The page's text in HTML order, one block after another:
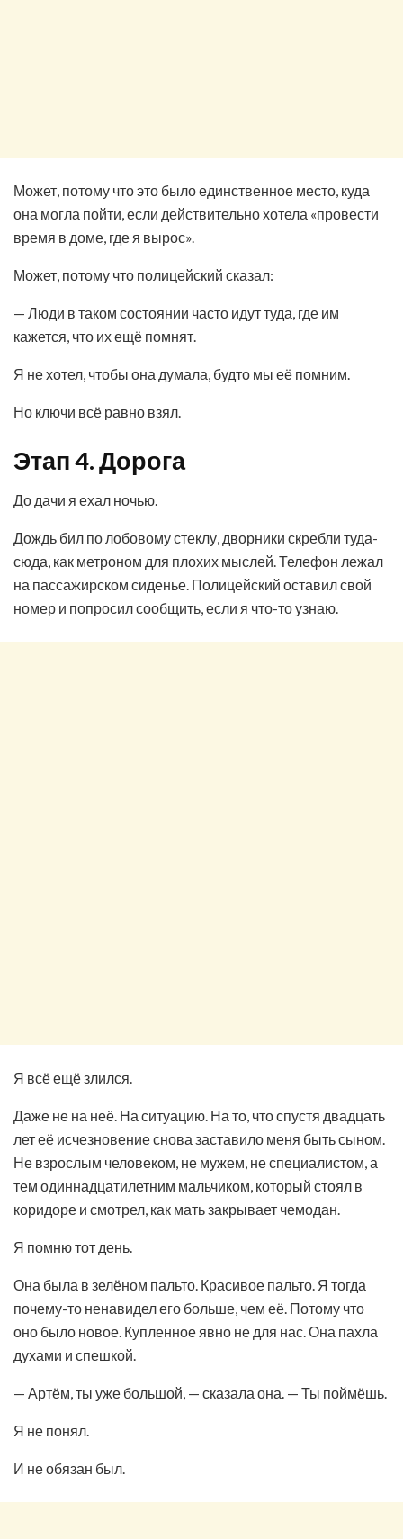
Может, потому что это было единственное место, куда
она могла пойти, если действительно хотела «провести
время в доме, где я вырос».
Может, потому что полицейский сказал:
— Люди в таком состоянии часто идут туда, где им
кажется, что их ещё помнят.
Я не хотел, чтобы она думала, будто мы её помним.
Но ключи всё равно взял.
Этап 4. Дорога
До дачи я ехал ночью.
Дождь бил по лобовому стеклу, дворники скребли туда-
сюда, как метроном для плохих мыслей. Телефон лежал
на пассажирском сиденье. Полицейский оставил свой
номер и попросил сообщить, если я что-то узнаю.
Я всё ещё злился.
Даже не на неё. На ситуацию. На то, что спустя двадцать
лет её исчезновение снова заставило меня быть сыном.
Не взрослым человеком, не мужем, не специалистом, а
тем одиннадцатилетним мальчиком, который стоял в
коридоре и смотрел, как мать закрывает чемодан.
Я помню тот день.
Она была в зелёном пальто. Красивое пальто. Я тогда
почему-то ненавидел его больше, чем её. Потому что
оно было новое. Купленное явно не для нас. Она пахла
духами и спешкой.
— Артём, ты уже большой, — сказала она. — Ты поймёшь.
Я не понял.
И не обязан был.